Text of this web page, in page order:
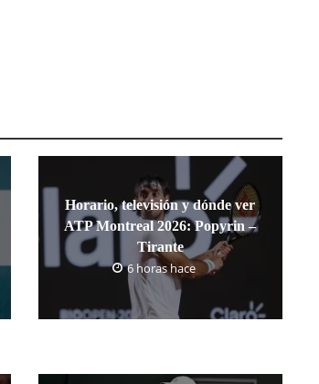
Horario, televisión y dónde ver
ATP Montreal 2026: Popyrin –
Tirante
6 horas hace